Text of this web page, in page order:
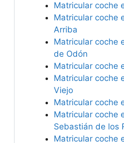
Matricular coche
Matricular coche
Arriba
Matricular coche
de Odón
Matricular coche
Matricular coche
Viejo
Matricular coche
Matricular coche
Sebastián de los
Matricular coche